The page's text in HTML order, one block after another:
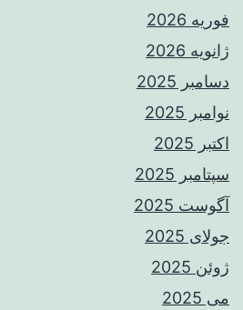
فوریه 2026
ژانویه 2026
دسامبر 2025
نوامبر 2025
اکتبر 2025
سپتامبر 2025
آگوست 2025
جولای 2025
ژوئن 2025
می 2025